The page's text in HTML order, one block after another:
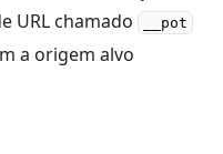
URL chamado
__pot
a origem alvo